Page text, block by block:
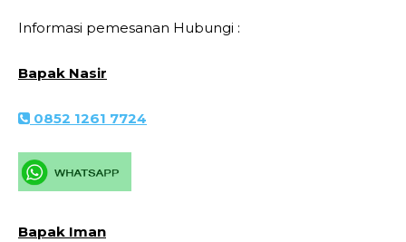
Informasi pemesanan Hubungi :
Bapak Nasir
0852 1261 7724
Bapak Iman